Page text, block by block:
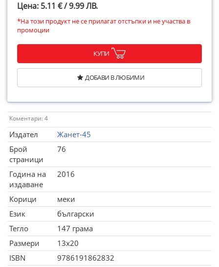
Цена: 5.11 € / 9.99 ЛВ.
*На този продукт не се прилагат отстъпки и не участва в
промоции
КУПИ
ДОБАВИ В ЛЮБИМИ
Коментари: 4
Издател
Жанет-45
Брой
страници
76
Година на
издаване
2016
Корици
меки
Език
български
Тегло
147 грама
Размери
13x20
ISBN
9786191862832